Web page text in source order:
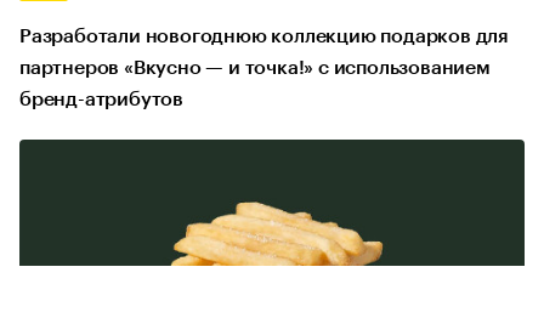
Разработали новогоднюю коллекцию подарков для
партнеров «Вкусно — и точка!» с использованием
бренд-атрибутов